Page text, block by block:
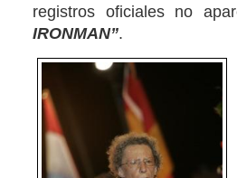
registros oficiales no
IRONMAN”.